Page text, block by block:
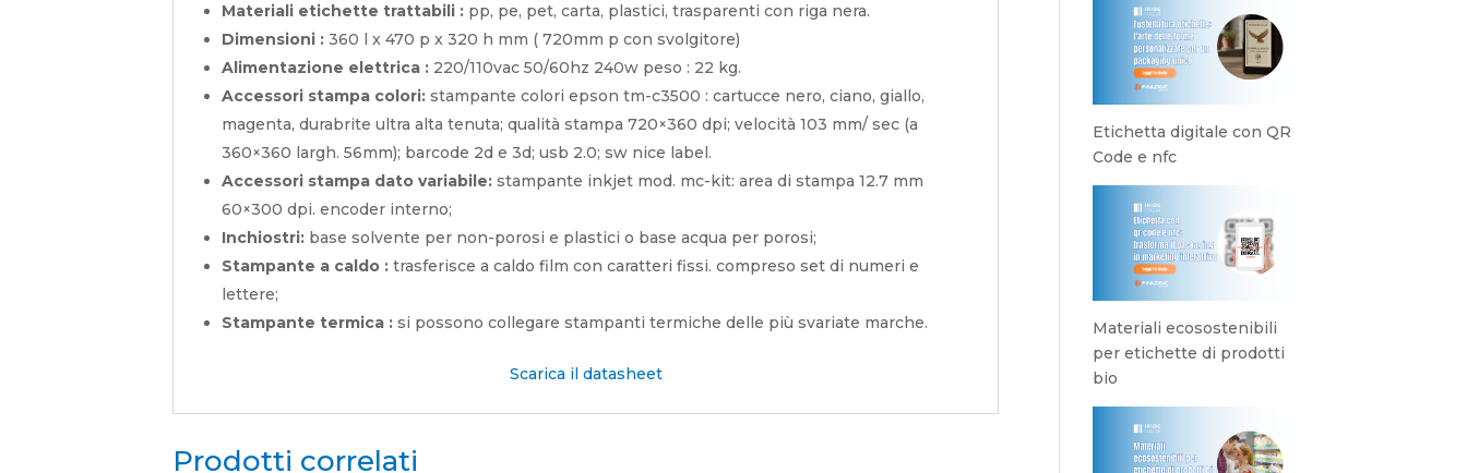
Materiali etichette trattabili : pp, pe, pet, carta, plastici, trasparenti con riga nera.
Dimensioni : 360 l x 470 p x 320 h mm ( 720mm p con svolgitore)
Alimentazione elettrica : 220/110vac 50/60hz 240w peso : 22 kg.
Accessori stampa colori: stampante colori epson tm-c3500 : cartucce nero, ciano, giallo,
magenta, durabrite ultra alta tenuta; qualità stampa 720×360 dpi; velocità 103 mm/ sec (a
360×360 largh. 56mm); barcode 2d e 3d; usb 2.0; sw nice label.
Accessori stampa dato variabile: stampante inkjet mod. mc-kit: area di stampa 12.7 mm
60×300 dpi. encoder interno;
Inchiostri: base solvente per non-porosi e plastici o base acqua per porosi;
Stampante a caldo : trasferisce a caldo film con caratteri fissi. compreso set di numeri e
lettere;
Stampante termica : si possono collegare stampanti termiche delle più svariate marche.
Scarica il datasheet
Prodotti correlati
Etichetta digitale con QR
Code e nfc
Materiali ecosostenibili
per etichette di prodotti
bio